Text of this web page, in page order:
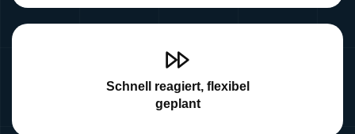
Schnell reagiert, flexibel
geplant